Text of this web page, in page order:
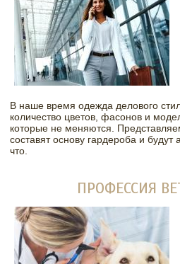
В наше время одежда делового
количество цветов, фасонов и
которые не меняются.
составят основу гардероба и
что.
ПРОФЕССИЯ